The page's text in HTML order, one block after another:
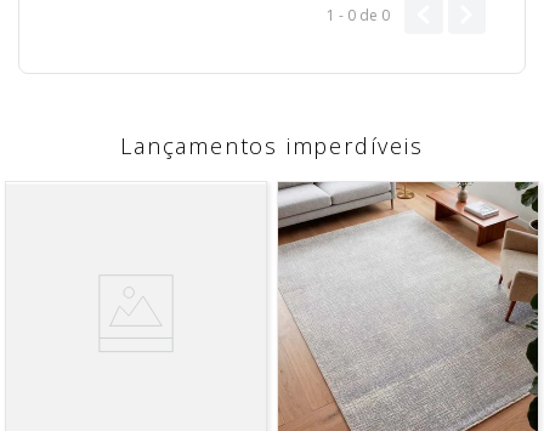
1 - 0 de 0
Lançamentos imperdíveis